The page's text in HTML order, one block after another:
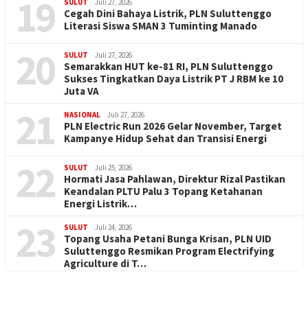
19
Cegah Dini Bahaya Listrik, PLN Suluttenggo
Literasi Siswa SMAN 3 Tuminting Manado
20 SULUT Juli 27, 2026
Semarakkan HUT ke-81 RI, PLN Suluttenggo
Sukses Tingkatkan Daya Listrik PT J RBM ke 10
Juta VA
21 NASIONAL Juli 27, 2026
PLN Electric Run 2026 Gelar November, Target
Kampanye Hidup Sehat dan Transisi Energi
22 SULUT Juli 25, 2026
Hormati Jasa Pahlawan, Direktur Rizal Pastikan
Keandalan PLTU Palu 3 Topang Ketahanan
Energi Listrik…
23 SULUT Juli 24, 2026
Topang Usaha Petani Bunga Krisan, PLN UID
Suluttenggo Resmikan Program Electrifying
Agriculture di T…